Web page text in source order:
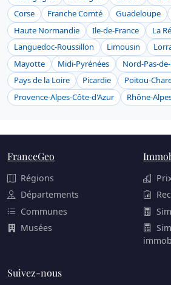
Corse
Franche Comté Guadeloupe
Haute Normandie
Ile-de-France
La
Languedoc-Roussillon
Limousin
Mayotte
Midi-Pyrénées
Nord-Pas-
Pays de la Loire
Picardie
Poitou-
Provence-Alpes-Côte-d'Azur
Rhône-
FranceGeo
Régions
Départements
Communes
Musées
Suivez-nous